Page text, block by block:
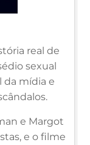
real de
sexual
da mídia e
e Margot
e o filme